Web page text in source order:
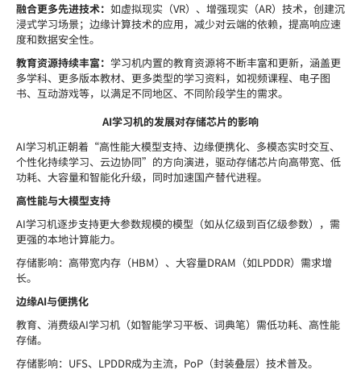
融合更多先进技术： 如虚拟现实（VR）、增强现实（AR）技术，创建沉
浸式学习场景；边缘计算技术的应用，减少对云端的依赖，提高响应速
度和数据安全性。
教育资源持续丰富： 学习机内置的教育资源将不断丰富和更新，涵盖更
多学科、更多版本教材、更多类型的学习资料，如视频课程、电子图
书、互动游戏等，以满足不同地区、不同阶段学生的需求。
AI学习机的发展对存储芯片的影响
AI学习机正朝着“高性能大模型支持、边缘便携化、多模态实时交互、
个性化持续学习、云边协同”的方向演进，驱动存储芯片向高带宽、低
功耗、大容量和智能化升级，同时加速国产替代进程。
高性能与大模型支持
AI学习机逐步支持更大参数规模的模型（如从亿级到百亿级参数），需
更强的本地计算能力。
存储影响：高带宽内存（HBM）、大容量DRAM（如LPDDR）需求增
长。
边缘AI与便携化
教育、消费级AI学习机（如智能学习平板、词典笔）需低功耗、高性能
存储。
存储影响：UFS、LPDDR成为主流，PoP（封装叠层）技术普及。